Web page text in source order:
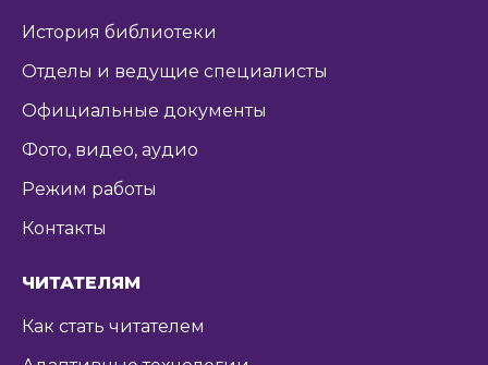
История библиотеки
Отделы и ведущие специалисты
Официальные документы
Фото, видео, аудио
Режим работы
Контакты
ЧИТАТЕЛЯМ
Как стать читателем